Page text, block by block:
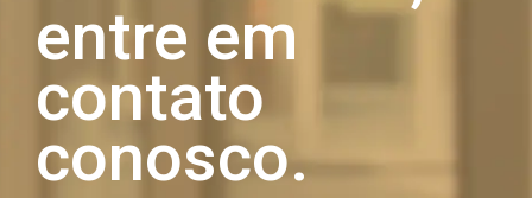
entre em
contato
conosco.